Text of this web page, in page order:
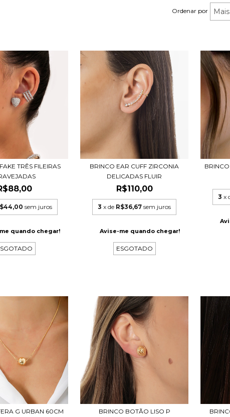
Ordenar por
TRÊS FILEIRAS
sem juros
quando chegar!
BRINCO EAR CUFF ZIRCONIA
DELICADAS FLUIR
R$110,00
3 x de R$36,67 sem juros
Avise-me quando chegar!
ESGOTADO
3 x
G URBAN 60CM BRINCO BOTÃO LISO P